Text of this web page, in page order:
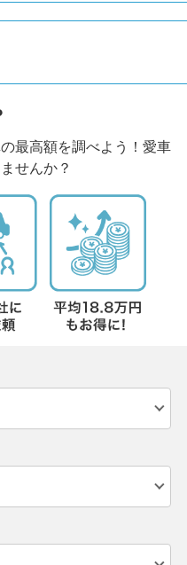
最高額を調べよう！愛車
せんか？